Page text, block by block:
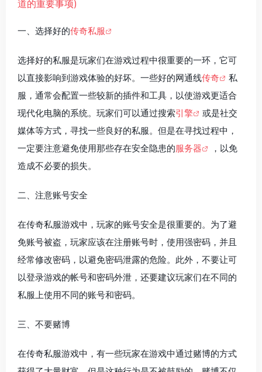
一、选择好的传奇私服
选择好的私服是玩家们在游戏过程中很重要的一环，它可
以直接影响到游戏体验的好坏。一些好的网通线传奇
私
服，通常会配置一些较新的插件和工具，以使游戏更适合
现代化电脑的系统。玩家们可以通过搜索引擎
或是社交
媒体等方式，寻找一些良好的私服。但是在寻找过程中，
一定要注意避免使用那些存在安全隐患的服务器
，以免
造成不必要的损失。
二、注意账号安全
在传奇私服游戏中，玩家的账号安全是很重要的。为了避
免账号被盗，玩家应该在注册账号时，使用强密码，并且
经常修改密码，以避免密码泄露的危险。此外，不要让可
以登录游戏的帐号和密码外泄，还要建议玩家们在不同的
私服上使用不同的账号和密码。
三、不要赌博
在传奇私服游戏中，有一些玩家在游戏中通过赌博的方式